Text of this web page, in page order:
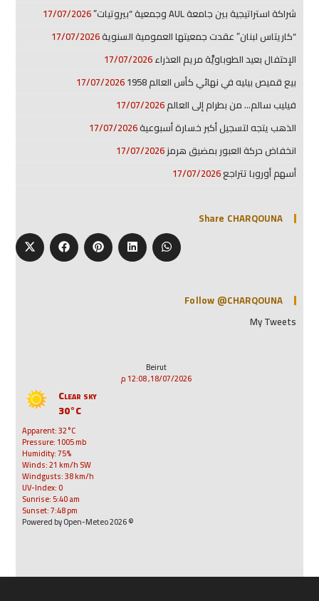
شراكة استراتيجية بين جامعة AUL وجمعية “بيروتيات”
17/07/2026
“كاريتاس لبنان” عقدت جمعيتها العمومية السنوية17/07/2026
الإحتفال بعيد الطوباويَّة مريم العذراء17/07/2026
بيع قميص بيليه في نهائي كأس العالم 1958
17/07/2026
فيليب سالم… من بطرام إلى العالم17/07/2026
الذهب يتجه لتسجيل أكبر خسارة أسبوعية17/07/2026
انخفاض حركة العبور بمضيق هرمز17/07/2026
أسهم أوروبا تتراجع17/07/2026
Share CHARQOUNA
Follow @CHARQOUNA
My Tweets
Beirut
18/07/2026, 12:08 م
Clear sky
30°C
Apparent: 32°C
Pressure: 1005 mb
Humidity: 75%
Winds: 21 km/h SW
Windgusts: 38 km/h
UV-Index: 0
Sunrise: 5:40 am
Sunset: 7:48 pm
© 2026 Powered by Open-Meteo